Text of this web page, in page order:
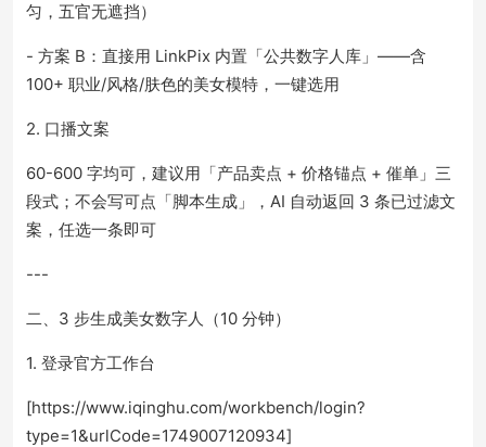
匀，五官无遮挡）
- 方案 B：直接用 LinkPix 内置「公共数字人库」——含
100+ 职业/风格/肤色的美女模特，一键选用
2. 口播文案
60-600 字均可，建议用「产品卖点 + 价格锚点 + 催单」三
段式；不会写可点「脚本生成」，AI 自动返回 3 条已过滤文
案，任选一条即可
---
二、3 步生成美女数字人（10 分钟）
1. 登录官方工作台
[https://www.iqinghu.com/workbench/login?
type=1&urlCode=1749007120934]